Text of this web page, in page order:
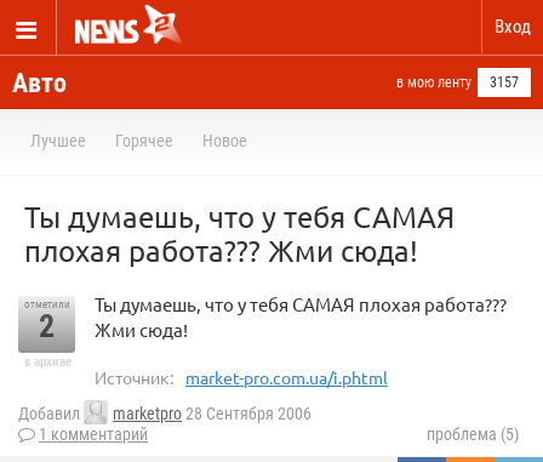
Вход
Авто в мою ленту 3157
Лучшее Горячее Новое
Ты думаешь, что у тебя САМАЯ
плохая работа??? Жми сюда!
отметили
2
в архиве
Ты думаешь, что у тебя САМАЯ плохая работа???
Жми сюда!
Источник: market-pro.com.ua/i.phtml
Добавил marketpro28 Сентября 2006
1 комментарий
проблема (5)